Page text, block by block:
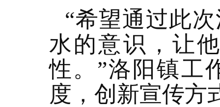
“希望通过此
水的意识，让
性。”洛阳镇工
度，创新宣传方